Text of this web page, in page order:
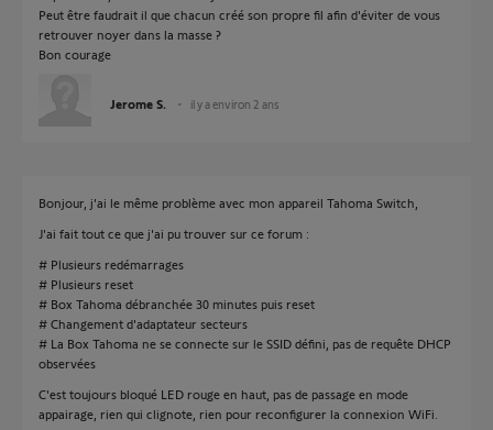
Peut être faudrait il que chacun créé son propre fil afin d'éviter de vous
retrouver noyer dans la masse ?
Bon courage
Jerome S. il y a environ 2 ans
Bonjour, j'ai le même problème avec mon appareil Tahoma Switch,
J'ai fait tout ce que j'ai pu trouver sur ce forum :
# Plusieurs redémarrages
# Plusieurs reset
# Box Tahoma débranchée 30 minutes puis reset
# Changement d'adaptateur secteurs
# La Box Tahoma ne se connecte sur le SSID défini, pas de requête DHCP
observées
C'est toujours bloqué LED rouge en haut, pas de passage en mode
appairage, rien qui clignote, rien pour reconfigurer la connexion WiFi.